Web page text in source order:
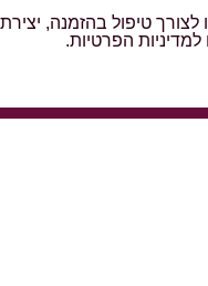
טיפול בהזמנה, יצירת
הפרטיות.